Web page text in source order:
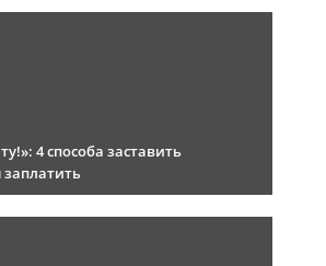
4 способа заставить
заплатить